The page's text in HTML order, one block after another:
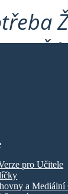
pro Učitele
a Mediální